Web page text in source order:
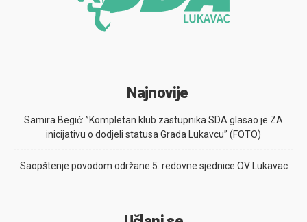
Najnovije
Samira Begić: ”Kompletan klub zastupnika SDA glasao je ZA
inicijativu o dodjeli statusa Grada Lukavcu” (FOTO)
Saopštenje povodom održane 5. redovne sjednice OV Lukavac